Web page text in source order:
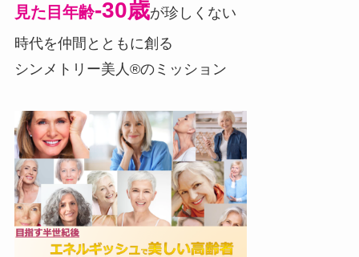
見た目年齢-30歳が珍しくない
時代を仲間とともに創る
シンメトリー美人®のミッション